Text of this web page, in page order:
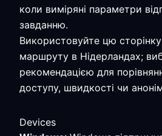
коли виміряні параметри
завданню.
Використовуйте цю
маршруту в Нідерландах;
рекомендацією для
доступу, швидкості чи
Devices